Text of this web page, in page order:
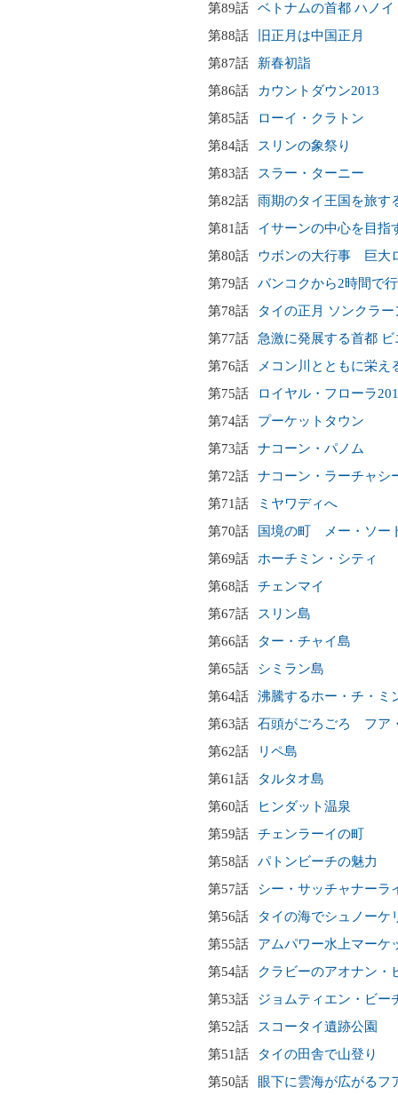
第89話
ベトナムの首都 ハノイ
第88話
旧正月は中国正月
第87話
新春初詣
第86話
カウントダウン2013
第85話
ローイ・クラトン
第84話
スリンの象祭り
第83話
スラー・ターニー
第82話
雨期のタイ王国を旅す
第81話
イサーンの中心を目指
第80話
ウボンの大行事 巨大
第79話
バンコクから2時間で
第78話
タイの正月 ソンクラー
第77話
急激に発展する首都
第76話
メコン川とともに栄
第75話
ロイヤル・フローラ
第74話
プーケットタウン
第73話
ナコーン・パノム
第72話
ナコーン・ラーチャシ
第71話
ミヤワディへ
第70話
国境の町 メー・ソー
第69話
ホーチミン・シティ
第68話
チェンマイ
第67話
スリン島
第66話
ター・チャイ島
第65話
シミラン島
第64話
沸騰するホー・チ・ミ
第63話
石頭がごろごろ フア
第62話
リペ島
第61話
タルタオ島
第60話
ヒンダット温泉
第59話
チェンラーイの町
第58話
パトンビーチの魅力
第57話
シー・サッチャナーラ
第56話
タイの海でシュノーケ
第55話
アムパワー水上マーケ
第54話
クラビーのアオナン・
第53話
ジョムティエン・ビー
第52話
スコータイ遺跡公園
第51話
タイの田舎で山登り
第50話
眼下に雲海が広がるフ